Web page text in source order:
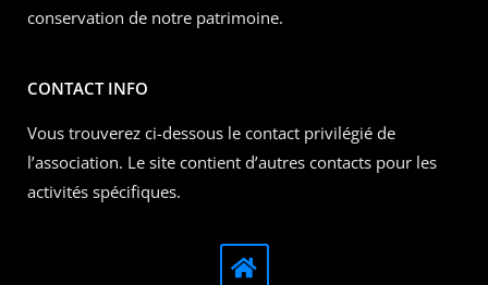
conservation de notre patrimoine.
CONTACT INFO
Vous trouverez ci-dessous le contact privilégié de
l’association. Le site contient d’autres contacts pour les
activités spécifiques.